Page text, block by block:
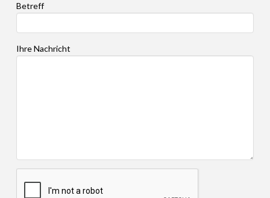
Betreff
Ihre Nachricht